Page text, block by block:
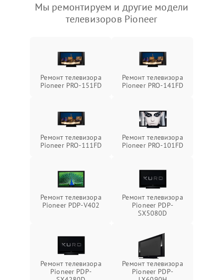
Мы ремонтируем и другие модели
телевизоров Pioneer
Ремонт телевизора
Pioneer PRO-151FD
Ремонт телевизора
Pioneer PRO-141FD
Ремонт телевизора
Pioneer PRO-111FD
Ремонт телевизора
Pioneer PRO-101FD
Ремонт телевизора
Pioneer PDP-V402
Ремонт телевизора
Pioneer PDP-
SX5080D
Ремонт телевизора
Pioneer PDP-
Ремонт телевизора
Pioneer PDP-